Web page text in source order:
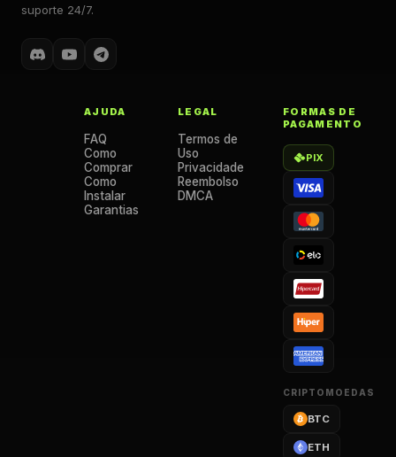
suporte 24/7.
AJUDA
FAQ
Como
Comprar
Como
Instalar
Garantias
LEGAL
Termos de
Uso
Privacidade
Reembolso
DMCA
FORMAS DE
PAGAMENTO
PIX
CRIPTOMOEDAS
BTC
ETH